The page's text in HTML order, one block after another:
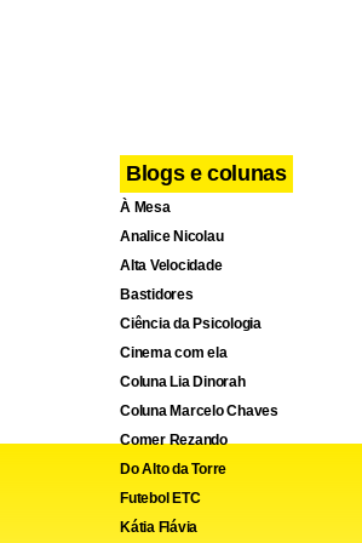
Blogs e colunas
À Mesa
Analice Nicolau
Alta Velocidade
Bastidores
Ciência da Psicologia
Cinema com ela
Coluna Lia Dinorah
Coluna Marcelo Chaves
Comer Rezando
Do Alto da Torre
Futebol ETC
Kátia Flávia